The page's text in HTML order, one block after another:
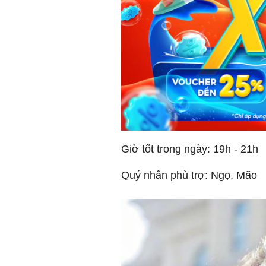
Giờ tốt trong ngày: 19h - 21h
Quý nhân phù trợ: Ngọ, Mão